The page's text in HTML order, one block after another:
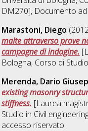
DM270], Documento
Marastoni, Diego
malte attraverso prove
campagne di indagine.
Bologna, Corso di
Merenda, Dario
existing masonry
stiffness. [Laurea
Studio in Civil
accesso riservato.